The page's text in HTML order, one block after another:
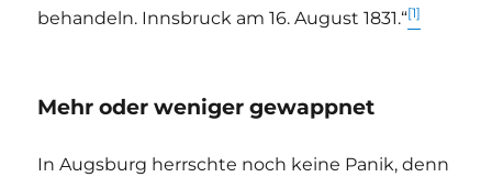
behandeln. Innsbruck am 16. August 1831.“[1]
Mehr oder weniger gewappnet
In Augsburg herrschte noch keine Panik, denn